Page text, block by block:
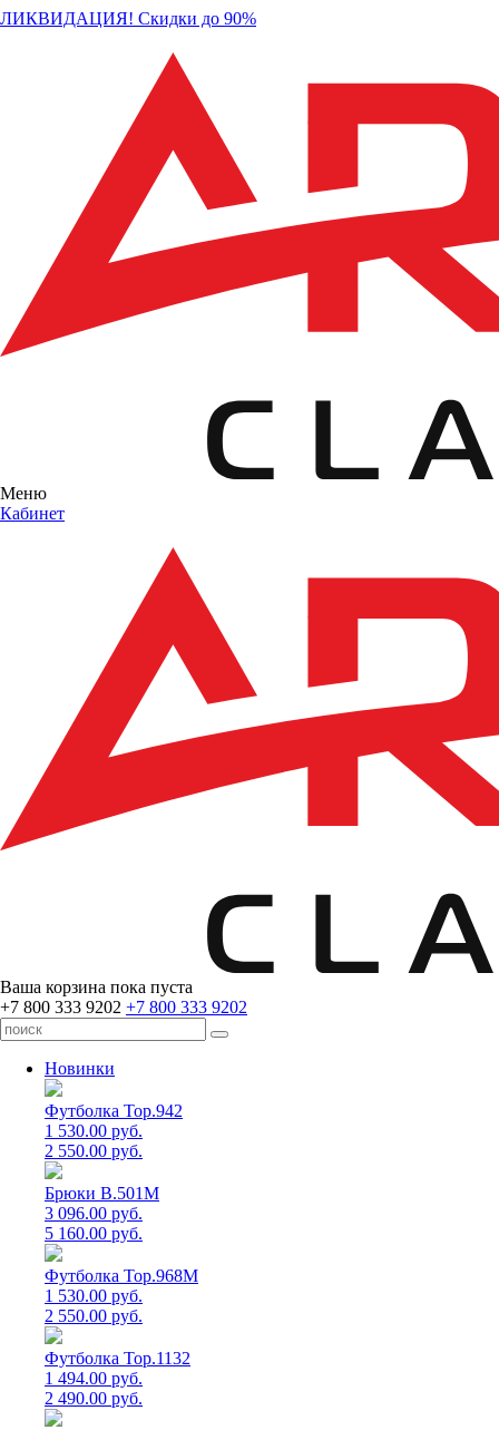
ЛИКВИДАЦИЯ! Скидки до 90%
Меню
Кабинет
Ваша корзина пока пуста
+7 800 333 9202 +7 800 333 9202
Новинки
Футболка Top.942
1 530.00 руб.
2 550.00 руб.
Брюки B.501M
3 096.00 руб.
5 160.00 руб.
Футболка Top.968M
1 530.00 руб.
2 550.00 руб.
Футболка Top.1132
1 494.00 руб.
2 490.00 руб.